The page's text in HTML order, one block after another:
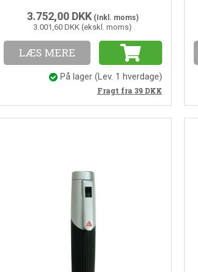
3.752,00 DKK (Inkl. moms)
3.001,60 DKK (ekskl. moms)
LÆS MERE
På lager (Lev. 1 hverdage)
Fragt fra 39 DKK